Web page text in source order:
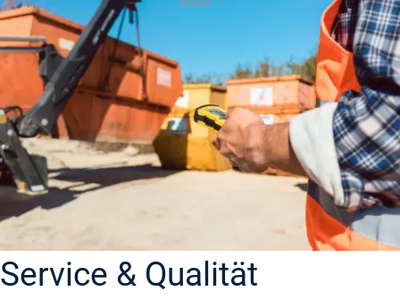
Service & Qualität